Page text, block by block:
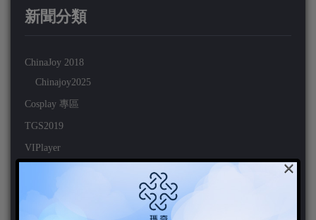
新聞分類
ChinaJoy 2018
Chinajoy2025
Cosplay 專區
TGS2019
VIPlayer
×